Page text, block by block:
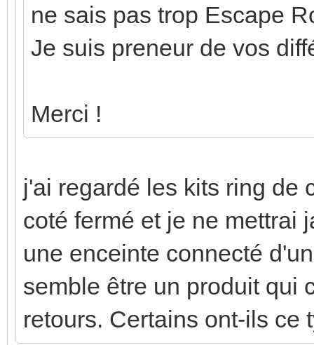
ne sais pas trop Escape
Je suis preneur de vos
Merci !
j'ai regardé les kits ring de
coté fermé et je ne mettrai
une enceinte connecté
semble être un produit qui
retours. Certains ont-ils ce